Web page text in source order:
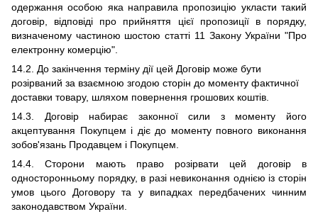
одержання особою яка направила пропозицію укласти такий
договір, відповіді про прийняття цієї пропозиції в порядку,
визначеному частиною шостою статті 11 Закону України "Про
електронну комерцію".
14.2. До закінчення терміну дії цей Договір може бути
розірваний за взаємною згодою сторін до моменту фактичної
доставки товару, шляхом повернення грошових коштів.
14.3. Договір набирає законної сили з моменту його
акцептування Покупцем і діє до моменту повного виконання
зобов'язань Продавцем і Покупцем.
14.4. Сторони мають право розірвати цей договір в
односторонньому порядку, в разі невиконання однією із сторін
умов цього Договору та у випадках передбачених чинним
законодавством України.